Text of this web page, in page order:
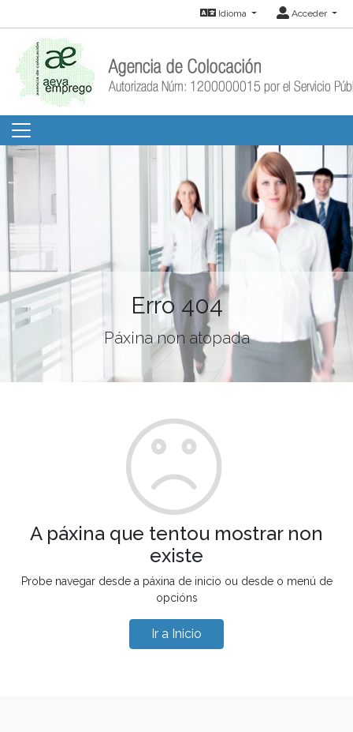
Idioma Acceder
Erro 404
Páxina non atopada
A páxina que tentou mostrar non
existe
Probe navegar desde a páxina de inicio ou desde o menú de
opcións
Ir a Inicio